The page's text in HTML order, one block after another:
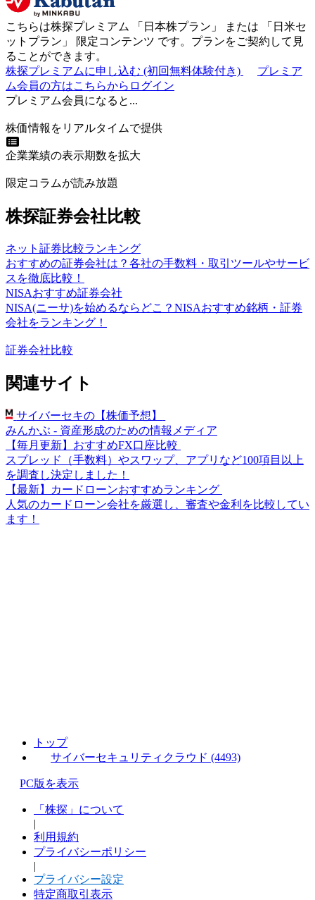
こちらは株探プレミアム 「 日本株プラン 」 または 「 日米セ
ットプラン 」 限定コンテンツ です。プランをご契約して見
ることができます。
株探プレミアムに申し込む (初回無料体験付き)
プレミア
ム会員の方はこちらからログイン
プレミアム会員になると...
株価情報をリアルタイムで提供
企業業績の表示期数を拡大
限定コラムが読み放題
株探証券会社比較
ネット証券比較ランキング
おすすめの証券会社は？各社の手数料・取引ツールやサービ
スを徹底比較！
NISAおすすめ証券会社
NISA(ニーサ)を始めるならどこ？NISAおすすめ銘柄・証券
会社をランキング！
証券会社比較
関連サイト
サイバーセキの【株価予想】
みんかぶ - 資産形成のための情報メディア
【毎月更新】おすすめFX口座比較
スプレッド（手数料）やスワップ、アプリなど100項目以上
を調査し決定しました！
【最新】カードローンおすすめランキング
人気のカードローン会社を厳選し、審査や金利を比較してい
ます！
トップ
サイバーセキュリティクラウド (4493)
PC版を表示
「株探」について
|
利用規約
プライバシーポリシー
|
プライバシー設定
特定商取引表示